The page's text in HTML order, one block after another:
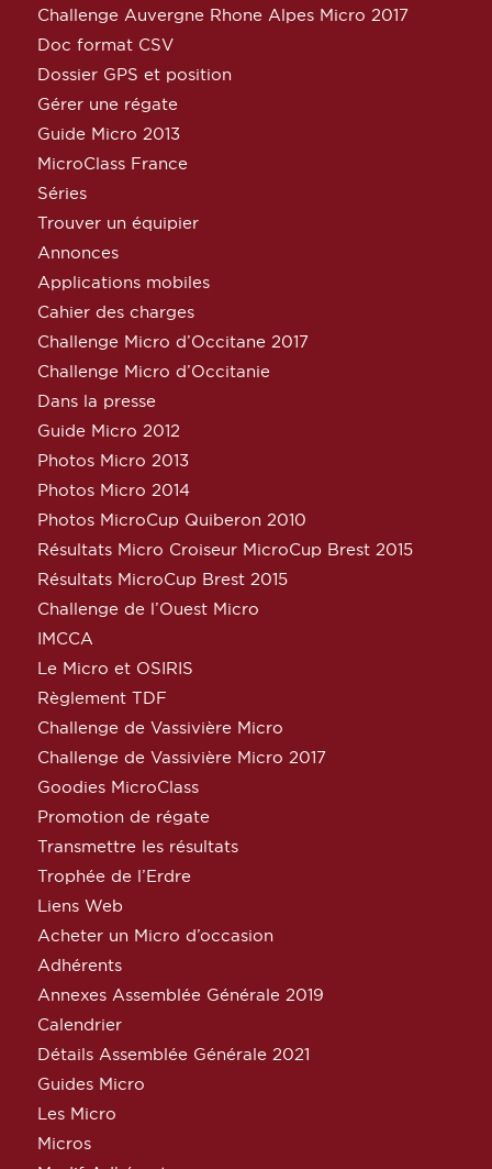
Challenge Auvergne Rhone Alpes Micro 2017
Doc format CSV
Dossier GPS et position
Gérer une régate
Guide Micro 2013
MicroClass France
Séries
Trouver un équipier
Annonces
Applications mobiles
Cahier des charges
Challenge Micro d’Occitane 2017
Challenge Micro d’Occitanie
Dans la presse
Guide Micro 2012
Photos Micro 2013
Photos Micro 2014
Photos MicroCup Quiberon 2010
Résultats Micro Croiseur MicroCup Brest 2015
Résultats MicroCup Brest 2015
Challenge de l’Ouest Micro
IMCCA
Le Micro et OSIRIS
Règlement TDF
Challenge de Vassivière Micro
Challenge de Vassivière Micro 2017
Goodies MicroClass
Promotion de régate
Transmettre les résultats
Trophée de l’Erdre
Liens Web
Acheter un Micro d’occasion
Adhérents
Annexes Assemblée Générale 2019
Calendrier
Détails Assemblée Générale 2021
Guides Micro
Les Micro
Micros